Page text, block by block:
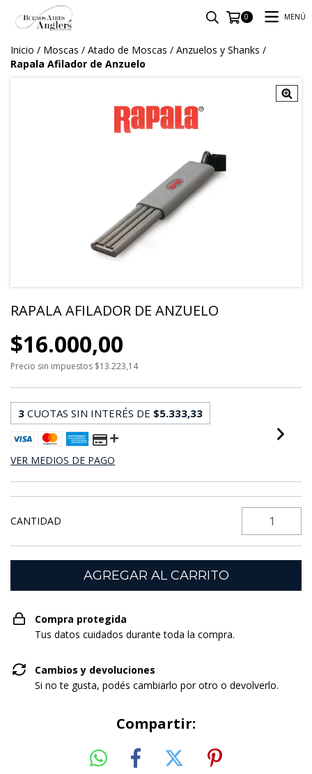
0 MENÚ
Inicio / Moscas / Atado de Moscas / Anzuelos y Shanks /
Rapala Afilador de Anzuelo
RAPALA AFILADOR DE ANZUELO
$16.000,00
Precio sin impuestos $13.223,14
3 CUOTAS SIN INTERÉS DE $5.333,33
VER MEDIOS DE PAGO
CANTIDAD
Compra protegida
Tus datos cuidados durante toda la compra.
Cambios y devoluciones
Si no te gusta, podés cambiarlo por otro o devolverlo.
Compartir: